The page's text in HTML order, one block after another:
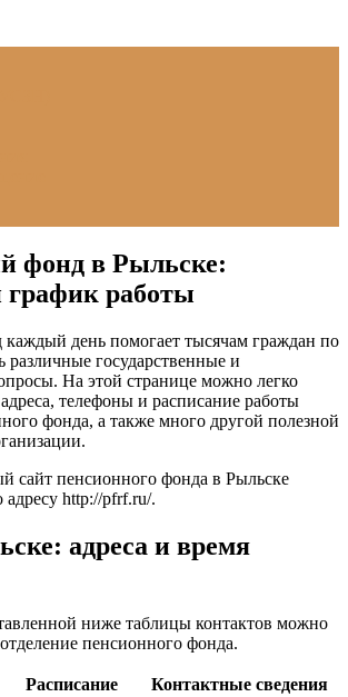
фонд в Рыльске:
работы
день помогает тысячам граждан по
различные государственные и
На этой странице можно легко
телефоны и расписание работы
фонда, а также много другой полезной
сайт пенсионного фонда в Рыльске
адресу http://pfrf.ru/.
адреса и время
ниже таблицы контактов можно
пенсионного фонда.
Расписание Контактные сведения